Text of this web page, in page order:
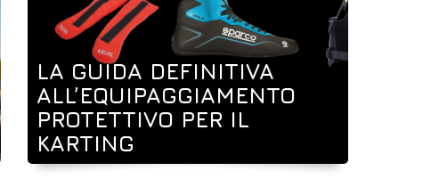
LA GUIDA DEFINITIVA
ALL’EQUIPAGGIAMENTO
PROTETTIVO PER IL
KARTING